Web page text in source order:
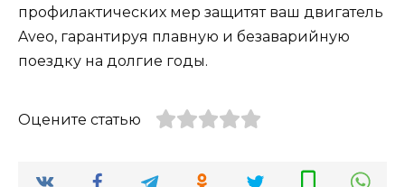
профилактических мер защитят ваш двигатель
Aveo, гарантируя плавную и безаварийную
поездку на долгие годы.
Оцените статью